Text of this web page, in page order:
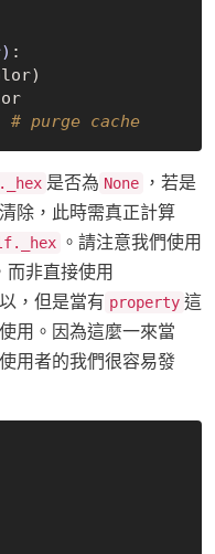
:
# purge cache
是否為 None
，若是
除，此時需真正計算
。請注意我們使用
而非直接使用
，但是當有 property 這
用。因為這麼一來當
用者的我們很容易發